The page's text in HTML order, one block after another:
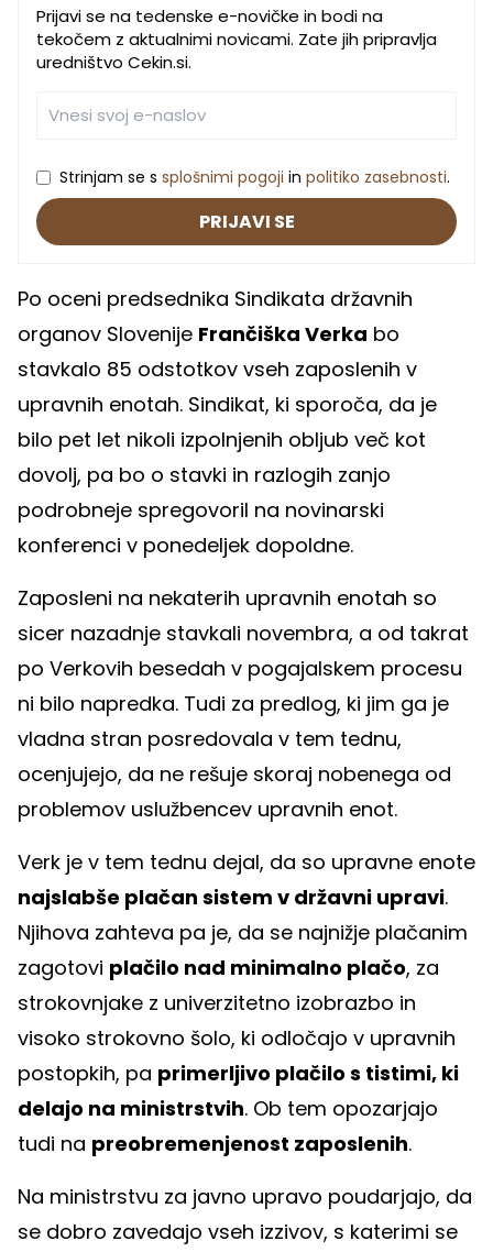
Prijavi se na tedenske e-novičke in bodi na
tekočem z aktualnimi novicami. Zate jih pripravlja
uredništvo Cekin.si.
Strinjam se s splošnimi pogoji in politiko zasebnosti.
PRIJAVI SE
Po oceni predsednika Sindikata državnih
organov Slovenije Frančiška Verka bo
stavkalo 85 odstotkov vseh zaposlenih v
upravnih enotah. Sindikat, ki sporoča, da je
bilo pet let nikoli izpolnjenih obljub več kot
dovolj, pa bo o stavki in razlogih zanjo
podrobneje spregovoril na novinarski
konferenci v ponedeljek dopoldne.
Zaposleni na nekaterih upravnih enotah so
sicer nazadnje stavkali novembra, a od takrat
po Verkovih besedah v pogajalskem procesu
ni bilo napredka. Tudi za predlog, ki jim ga je
vladna stran posredovala v tem tednu,
ocenjujejo, da ne rešuje skoraj nobenega od
problemov uslužbencev upravnih enot.
Verk je v tem tednu dejal, da so upravne enote
najslabše plačan sistem v državni upravi.
Njihova zahteva pa je, da se najnižje plačanim
zagotovi plačilo nad minimalno plačo, za
strokovnjake z univerzitetno izobrazbo in
visoko strokovno šolo, ki odločajo v upravnih
postopkih, pa primerljivo plačilo s tistimi, ki
delajo na ministrstvih. Ob tem opozarjajo
tudi na preobremenjenost zaposlenih.
Na ministrstvu za javno upravo poudarjajo, da
se dobro zavedajo vseh izzivov, s katerimi se